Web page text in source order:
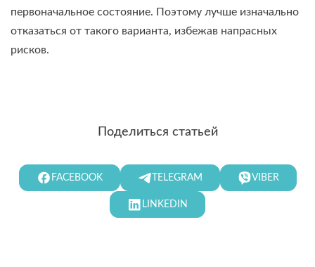
первоначальное состояние. Поэтому лучше изначально
отказаться от такого варианта, избежав напрасных
рисков.
Поделиться статьей
FACEBOOK TELEGRAM VIBER
LINKEDIN